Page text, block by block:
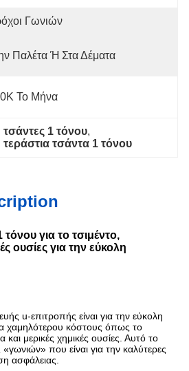
Γωνιών
Παλέτα Ή Στα Δέματα
Το Μήνα
τσάντες 1 τόνου,
τεράστια τσάντα 1 τόνου
για το τσιμέντο,
ουσίες για την εύκολη
u-επιτροπής είναι για την εύκολη
χαμηλότερου κόστους όπως το
και μερικές χημικές ουσίες. Αυτό το
που είναι για την καλύτερες
ασφάλειας.